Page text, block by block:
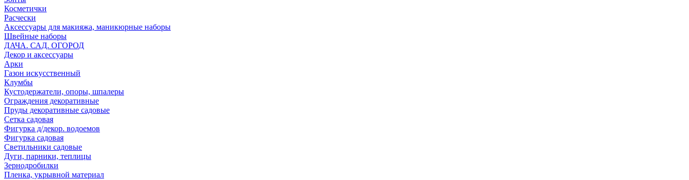
Косметички
Расчески
Аксессуары для макияжа, маникюрные наборы
Швейные наборы
ДАЧА. САД. ОГОРОД
Декор и аксессуары
Арки
Газон искусственный
Клумбы
Кустодержатели, опоры, шпалеры
Ограждения декоративные
Пруды декоративные садовые
Сетка садовая
Фигурка д/декор. водоемов
Фигурка садовая
Светильники садовые
Дуги, парники, теплицы
Зернодробилки
Пленка, укрывной материал